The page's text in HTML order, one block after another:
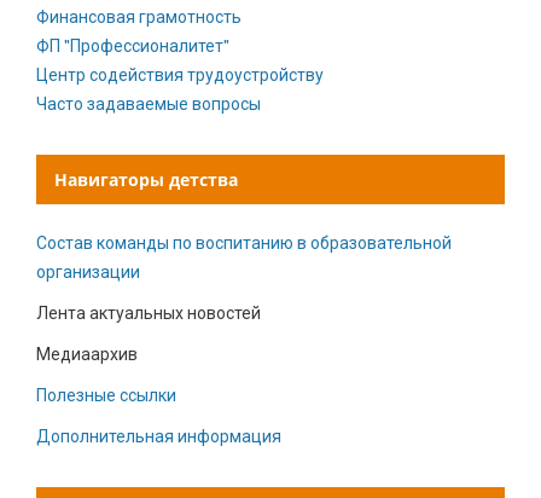
Финансовая грамотность
ФП "Профессионалитет"
Центр содействия трудоустройству
Часто задаваемые вопросы
Навигаторы детства
Состав команды по воспитанию в образовательной
организации
Лента актуальных новостей
Медиаархив
Полезные ссылки
Дополнительная информация